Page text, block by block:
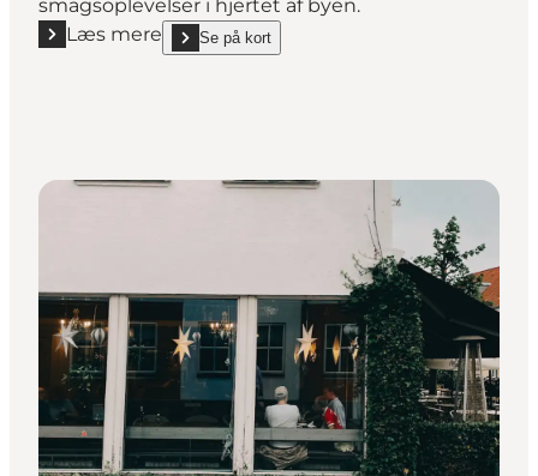
smagsoplevelser i hjertet af byen.
Læs mere
Læs mere "Papa´s Ristorante Pizzaria"
Se på kort
show Papa´s Ristorante Pizzaria on_map